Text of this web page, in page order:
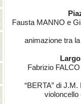
Fausta MANNO e
animazione tra
Fabrizio
“BERTA” di
violoncello